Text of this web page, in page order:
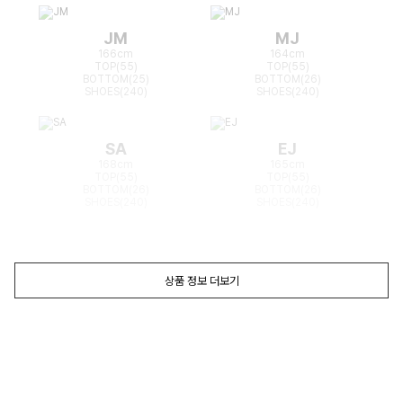
JM
166cm
TOP(55)
BOTTOM(25)
MJ
164cm
TOP(55)
BOTTOM(26)
SA EJ
상품 정보 더보기